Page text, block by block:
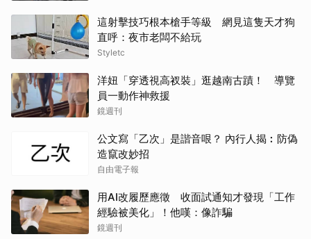
這射擊技巧根本槍手等級 網見這隻天才狗
直呼：夜市老闆不給玩
Styletc
洋妞「穿透視高衩裝」逛越南古蹟！ 導覽
員一動作神救援
鏡週刊
公文寫「乙次」是諧音哏？ 內行人揭︰防偽
造竄改妙招
自由電子報
用AI改履歷應徵 收面試通知才發現「工作
經驗被美化」！他嘆：像詐騙
鏡週刊